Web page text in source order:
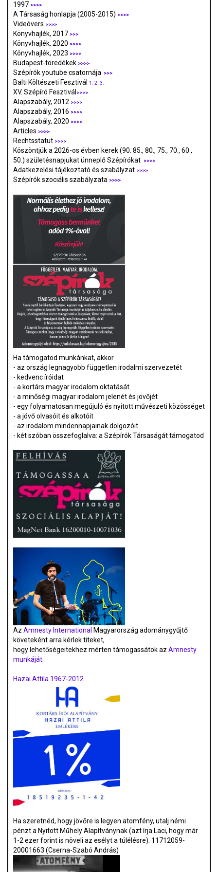
1997 >>>>
A Társaság honlapja (2005-2015) >>>>
Videóvers >>>>
Könyvhajlék, 2017 >>>
Könyvhajlék, 2020 >>>>
Könyvhajlék, 2023 >>>>
Budapest-töredékek >>>>
Szépírók youtube csatornája >>>
Balti Költészeti Fesztivál 1. 2. 3.
XV. Szépíró Fesztivál >>>>
Alapszabály, 2012 >>>>
Alapszabály, 2016 >>>>
Alapszabály, 2020 >>>>
Articles >>>>
Rechtsstatut >>>>
Köszöntjük a 2026-os évben kerek (90. 85., 80., 75., 70., 60.,
50.) születésnapjukat ünneplő Szépírókat
>>>>
Adatkezelési tájékoztató és szabályzat >>>>
Szépírók szociális szabályzata >>>>
Ha támogatod munkánkat, akkor
- az ország legnagyobb független irodalmi szervezetét
- kedvenc íróidat
- a kortárs magyar irodalom oktatását
- a minőségi magyar irodalom jelenét és jövőjét
- egy folyamatosan megújuló és nyitott művészeti közösséget
- a jövő olvasóit és alkotóit
- az irodalom mindennapjainak dolgozóit
- két szóban összefoglalva: a Szépírók Társaságát támogatod
Az Amnesty International Magyarország adománygyűjtő
követeként arra kérlek titeket,
hogy lehetőségeitekhez mérten támogassátok az Amnesty
munkáját.
Hazai Attila 1967-2012
Ha szeretnéd, hogy jövőre is legyen atomfény, utalj némi
pénzt a Nyitott Műhely Alapítványnak (azt írja Laci, hogy már
1-2 ezer forint is növeli az esélyt a túlélésre). 11712059-
20001663 (Cserna-Szabó András)